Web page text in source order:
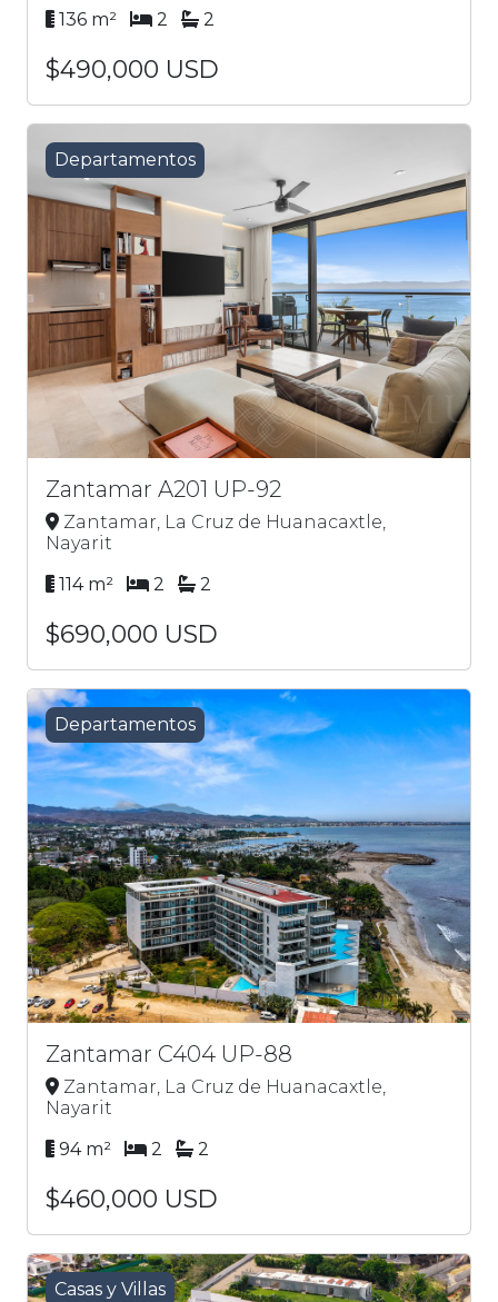
136 m²
2 2
$490,000 USD
Departamentos
Zantamar A201 UP-92
Zantamar, La Cruz de Huanacaxtle,
Nayarit
114 m²
2 2
$690,000 USD
Departamentos
Zantamar C404 UP-88
Zantamar, La Cruz de Huanacaxtle,
Nayarit
94 m²
2 2
$460,000 USD
Casas y Villas